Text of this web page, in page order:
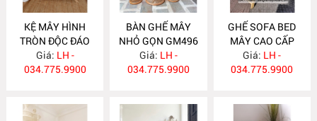
KỆ MÂY HÌNH
TRÒN ĐỘC ĐÁO
TM14
Giá: LH -
034.775.9900
BÀN GHẾ MÂY
NHỎ GỌN GM496
Giá: LH -
034.775.9900
GHẾ SOFA BED
MÂY CAO CẤP
GM495
Giá: LH -
034.775.9900